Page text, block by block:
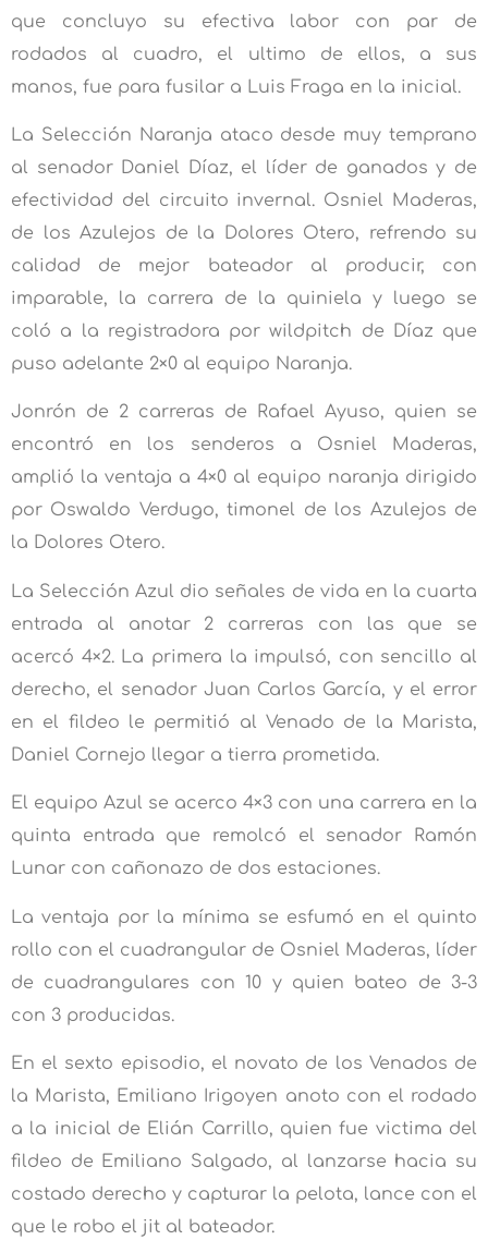
que concluyo su efectiva labor con par de
rodados al cuadro, el ultimo de ellos, a sus
manos, fue para fusilar a Luis Fraga en la inicial.
La Selección Naranja ataco desde muy temprano
al senador Daniel Díaz, el líder de ganados y de
efectividad del circuito invernal. Osniel Maderas,
de los Azulejos de la Dolores Otero, refrendo su
calidad de mejor bateador al producir, con
imparable, la carrera de la quiniela y luego se
coló a la registradora por wildpitch de Díaz que
puso adelante 2×0 al equipo Naranja.
Jonrón de 2 carreras de Rafael Ayuso, quien se
encontró en los senderos a Osniel Maderas,
amplió la ventaja a 4×0 al equipo naranja dirigido
por Oswaldo Verdugo, timonel de los Azulejos de
la Dolores Otero.
La Selección Azul dio señales de vida en la cuarta
entrada al anotar 2 carreras con las que se
acercó 4×2. La primera la impulsó, con sencillo al
derecho, el senador Juan Carlos García, y el error
en el fildeo le permitió al Venado de la Marista,
Daniel Cornejo llegar a tierra prometida.
El equipo Azul se acerco 4×3 con una carrera en la
quinta entrada que remolcó el senador Ramón
Lunar con cañonazo de dos estaciones.
La ventaja por la mínima se esfumó en el quinto
rollo con el cuadrangular de Osniel Maderas, líder
de cuadrangulares con 10 y quien bateo de 3-3
con 3 producidas.
En el sexto episodio, el novato de los Venados de
la Marista, Emiliano Irigoyen anoto con el rodado
a la inicial de Elián Carrillo, quien fue victima del
fildeo de Emiliano Salgado, al lanzarse hacia su
costado derecho y capturar la pelota, lance con el
que le robo el jit al bateador.